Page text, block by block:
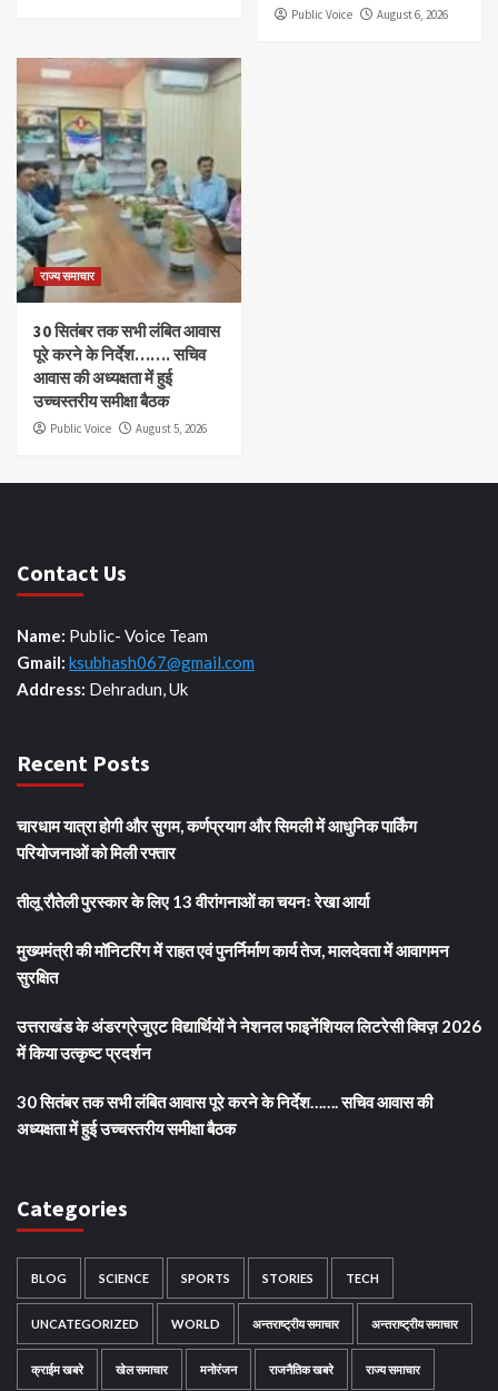
Public Voice August 6, 2026
राज्य समाचार
30 सितंबर तक सभी लंबित आवास
पूरे करने के निर्देश……. सचिव
आवास की अध्यक्षता में हुई
उच्चस्तरीय समीक्षा बैठक
Public Voice August 5, 2026
Contact Us
Name: Public- Voice Team
Gmail: ksubhash067@gmail.com
Address: Dehradun, Uk
Recent Posts
चारधाम यात्रा होगी और सुगम, कर्णप्रयाग और सिमली में आधुनिक पार्किंग
परियोजनाओं को मिली रफ्तार
तीलू रौतेली पुरस्कार के लिए 13 वीरांगनाओं का चयनः रेखा आर्या
मुख्यमंत्री की मॉनिटरिंग में राहत एवं पुनर्निर्माण कार्य तेज, मालदेवता में आवागमन
सुरक्षित
उत्तराखंड के अंडरग्रेजुएट विद्यार्थियों ने नेशनल फाइनेंशियल लिटरेसी क्विज़ 2026
में किया उत्कृष्ट प्रदर्शन
30 सितंबर तक सभी लंबित आवास पूरे करने के निर्देश……. सचिव आवास की
अध्यक्षता में हुई उच्चस्तरीय समीक्षा बैठक
Categories
BLOG SCIENCE SPORTS STORIES TECH
UNCATEGORIZED WORLD अन्तराष्ट्रीय समाचार अन्तराष्ट्रीय समाचार
क्राईम खबरे खेल समाचार मनोरंजन राजनैतिक खबरे राज्य समाचार